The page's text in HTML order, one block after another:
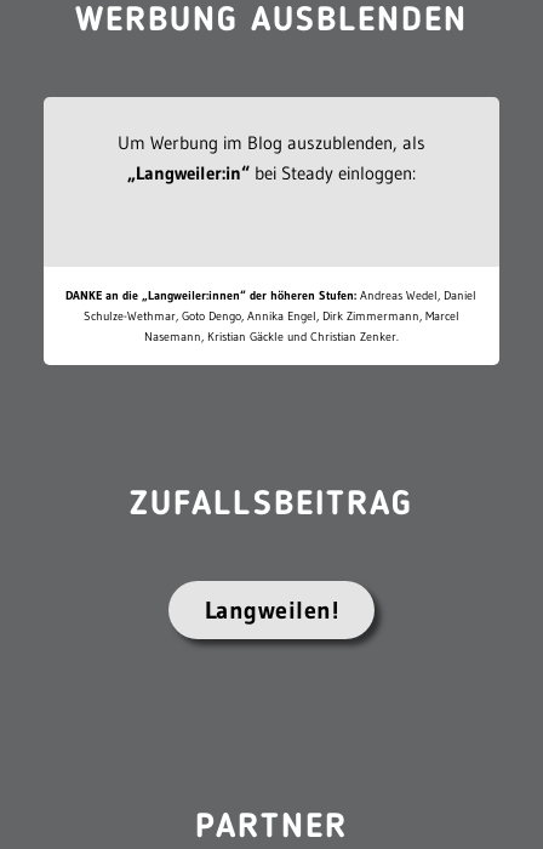
WERBUNG AUSBLENDEN
Um Werbung im Blog auszublenden, als
„Langweiler:in“bei Steady einloggen:
DANKE an die „Langweiler:innen“ der höheren Stufen: Andreas Wedel, Daniel
Schulze-Wethmar, Goto Dengo, Annika Engel, Dirk Zimmermann, Marcel
Nasemann, Kristian Gäckle und Christian Zenker.
ZUFALLSBEITRAG
Langweilen!
PARTNER